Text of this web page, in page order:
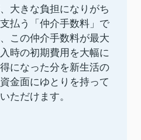
大きな負担になりがち
払う「仲介手数料」で
この仲介手数料が最大
時の初期費用を大幅に
になった分を新生活の
金面にゆとりを持って
ただけます。